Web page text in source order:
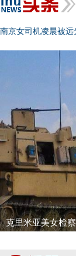
南京女司机凌晨被远
克里米亚美女检